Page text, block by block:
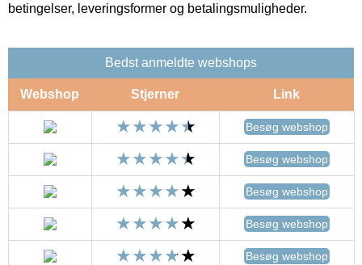
betingelser, leveringsformer og betalingsmuligheder.
Bedst anmeldte webshops
Webshop Stjerner Link
Besøg webshop
Besøg webshop
Besøg webshop
Besøg webshop
Besøg webshop